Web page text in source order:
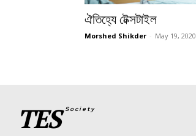
ঐতিহ্যে টেক্সটাইল
Morshed Shikder - May 19, 2020
TES Society